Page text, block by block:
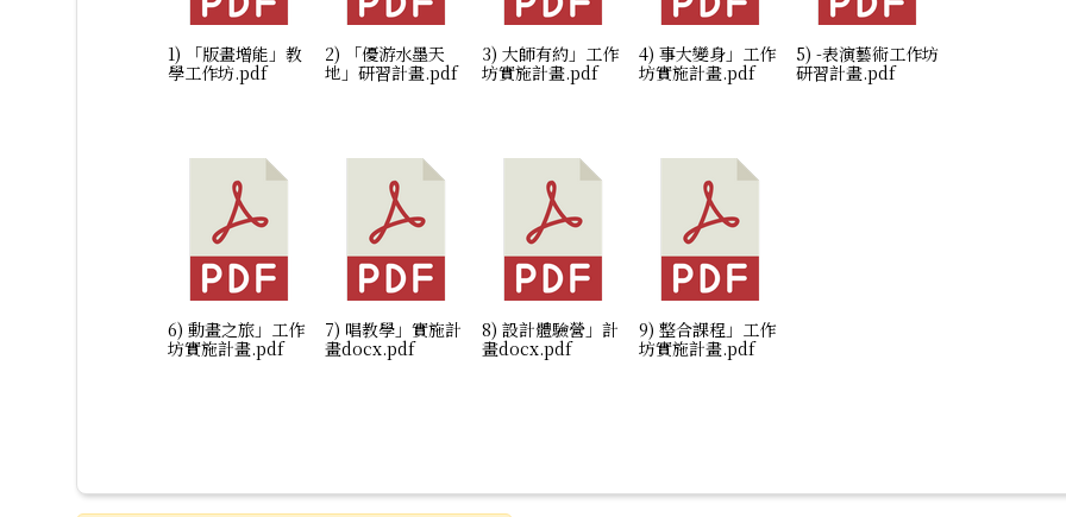
1) 「版畫增能」教
學工作坊.pdf
2) 「優游水墨天
地」研習計畫.pdf
3) 大師有約」工作
坊實施計畫.pdf
4) 事大變身」工作
坊實施計畫.pdf
5) -表演藝術工作坊
研習計畫.pdf
6) 動畫之旅」工作
坊實施計畫.pdf
7) 唱教學」實施計
畫docx.pdf
8) 設計體驗營」計
畫docx.pdf
9) 整合課程」工作
坊實施計畫.pdf